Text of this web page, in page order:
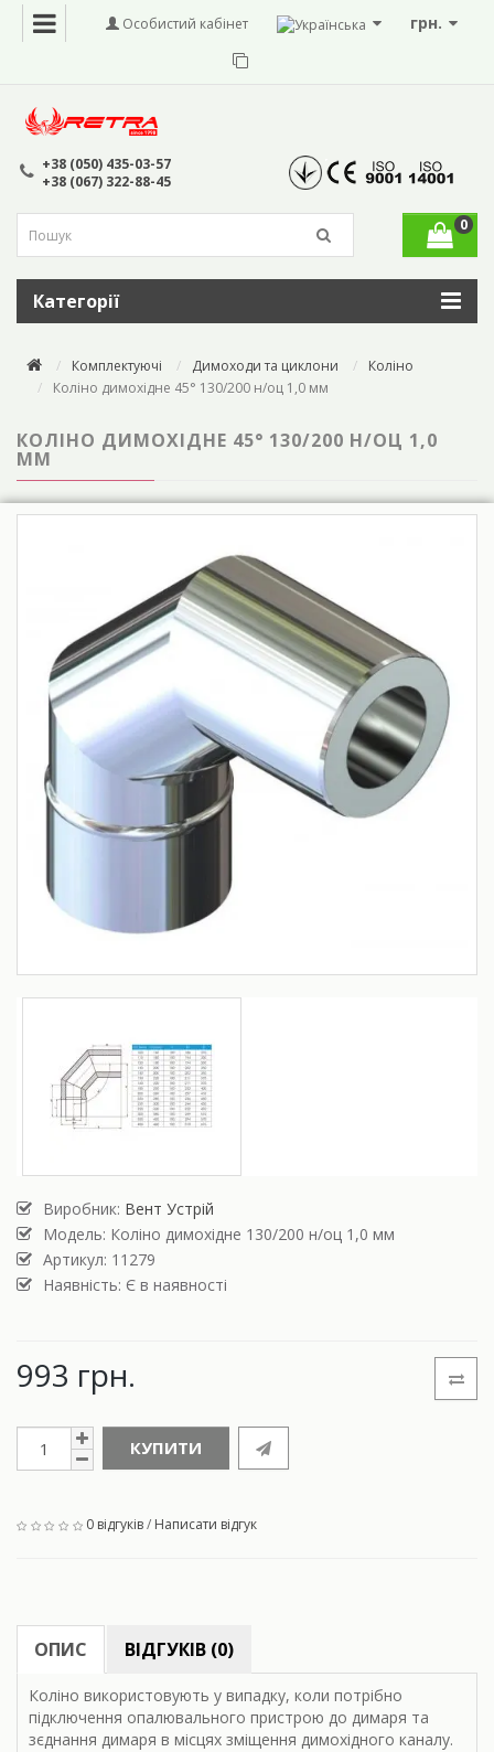
грн.
Особистий кабінет
+38 (050) 435-03-57
+38 (067) 322-88-45
0
Категорії
Комплектуючі Димоходи та циклони
Коліно
Коліно димохідне 45° 130/200 н/оц 1,0 мм
КОЛІНО ДИМОХІДНЕ 45° 130/200 Н/ОЦ 1,0
ММ
Виробник: Вент Устрій
Модель: Коліно димохідне 130/200 н/оц 1,0 мм
Артикул: 11279
Наявність: Є в наявності
993 грн.
КУПИТИ
0 відгуків/ Написати відгук
ОПИС ВІДГУКІВ (0)
Коліно використовують у випадку, коли потрібно
підключення опалювального пристрою до димаря та
зєднання димаря в місцях зміщення димохідного каналу.